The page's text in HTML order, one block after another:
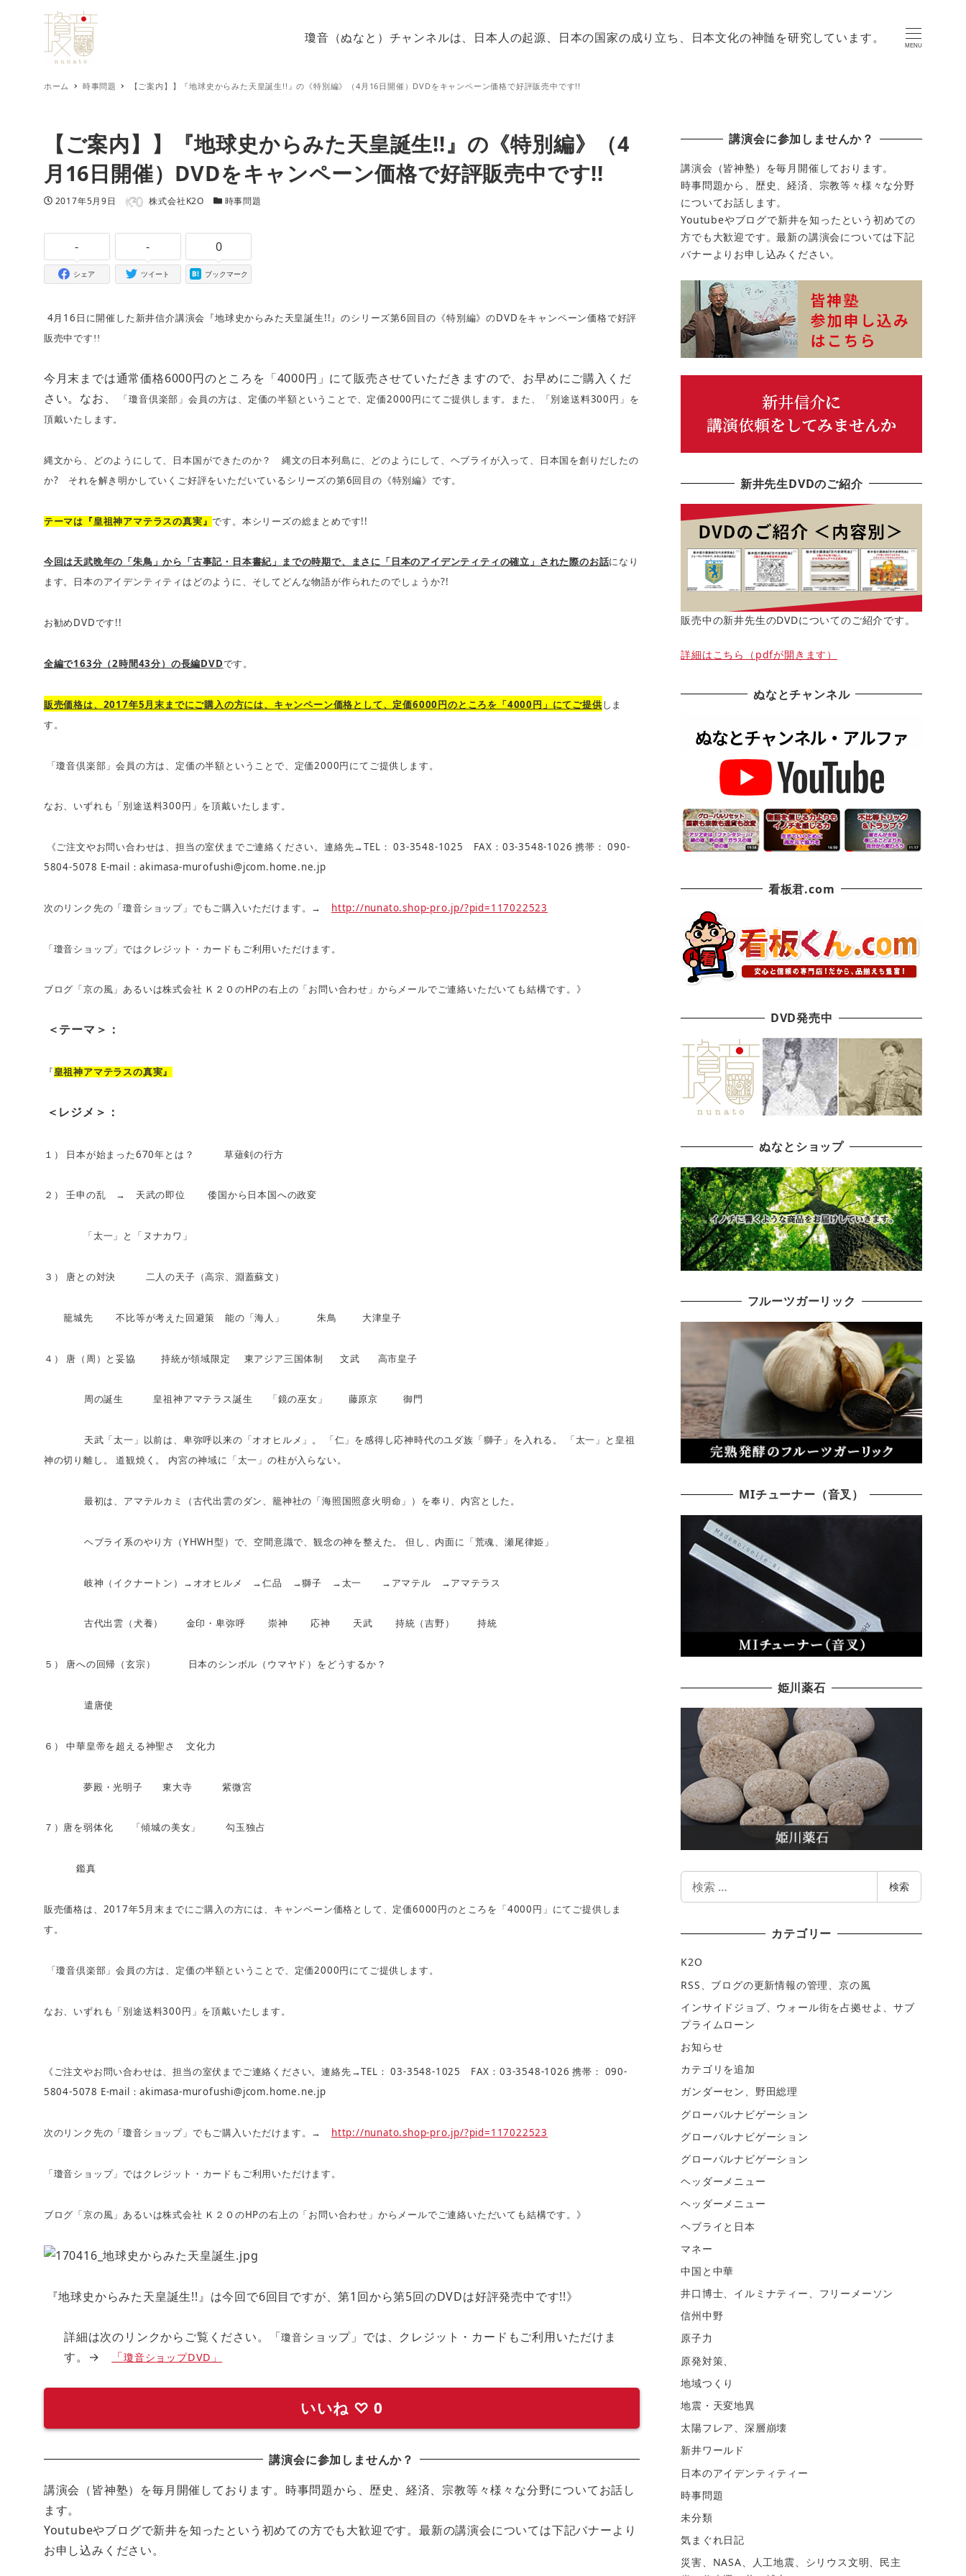
瓊音（ぬなと）チャンネルは、日本人の起源、日本の国家の成り立ち、日本文化の神髄を研究しています。
MENU
ホーム 時事問題 【ご案内】】『地球史からみた天皇誕生!!』の《特別編》（4月16日開催）DVDをキャンペーン価格で好評販売中です!!
【ご案内】】『地球史からみた天皇誕生!!』の《特別編》（4
月16日開催）DVDをキャンペーン価格で好評販売中です!!
投稿日
2017年5月9日 著者 株式会社K2O カテゴリー
時事問題
-
シェア
-
ツイート
0
ブックマーク
4月 16 日に開催した新井信介講演会『地球史からみた天皇誕生 !!』のシリーズ第6 回目の《特別編》のDVD をキャンペーン価格で好評
販売中です!!
今月末までは通常価格6000円のところを「4000円」にて販売させていただきますので、お早めにご購入くだ
さい。なお、
「瓊音倶楽部」会員の方は、定価の半額ということで、定価2000 円にてご提供します。また、 「別途送料300 円」を
頂戴いたします。
縄文から、どのようにして、日本国ができたのか？ 縄文の日本列島に、どのようにして、ヘブライが入って、日本国を創りだしたの
か? それを解き明かしていくご好評をいただいているシリーズの第6回目の《特別編》です。
テーマは『皇祖神アマテラスの真実』です。本シリーズの総まとめです!!
今回は天武晩年の「朱鳥」から「古事記・日本書紀」までの時期で、まさに「日本のアイデンティティの確立」された際のお話になり
ます。日本のアイデンティティはどのように、そしてどんな物語が作られたのでしょうか?!
お勧め DVDです !!
全編で163分（2時間 43分）の長編DVDです。
販売価格は、 2017年5 月末までにご購入の方には、キャンペーン価格として、定価6000 円のところを「4000 円」にてご提供 しま
す。
「瓊音倶楽部」会員の方は、定価の半額ということで、定価 2000円にてご提供します。
なお、いずれも「別途送料300 円」を頂戴いたします。
《ご注文やお問い合わせは、担当の室伏までご連絡ください。連絡先→TEL ： 03-3548-1025 FAX ： 03-3548-1026携帯： 090-
5804-5078 E-mail ：akimasa-murofushi@jcom.home.ne.jp
次のリンク先の「瓊音ショップ」でもご購入いただけます。→ http://nunato.shop-pro.jp/?pid=117022523
「瓊音ショップ」ではクレジット・カードもご利用いただけます。
ブログ「京の風」あるいは株式会社 Ｋ２ＯのHPの右上の「お問い合わせ」からメールでご連絡いただいても結構です。》
＜テーマ＞：
『皇祖神アマテラスの真実』
＜レジメ＞：
１） 日本が始まった670年とは？ 草薙剣の行方
２） 壬申の乱 → 天武の即位 倭国から日本国への政変
「太一」と「ヌナカワ」
３） 唐との対決 二人の天子（高宗、淵蓋蘇文）
籠城先 不比等が考えた回避策 能の「海人」 朱鳥 大津皇子
４） 唐（周）と妥協 持統が領域限定 東アジア三国体制 文武 高市皇子
周の誕生 皇祖神アマテラス誕生 「鏡の巫女」 藤原京 御門
天武「太一」以前は、卑弥呼以来の「オオヒルメ」。 「仁」を感得し応神時代のユダ族「獅子」を入れる。
「太一」と皇祖
神の切り離し。
道観焼く。 内宮の神域に「太一」の柱が入らない。
最初は、アマテルカミ（古代出雲のダン、籠神社の「海照国照彦火明命」）を奉り、内宮とした。
ヘブライ系のやり方（ YHWH型）で、空間意識で、観念の神を整えた。 但し、内面に「荒魂、瀬尾律姫」
岐神（イクナートン）→オオヒルメ →仁品 →獅子 →太一 →アマテル →アマテラス
古代出雲（犬養） 金印・卑弥呼 崇神 応神 天武 持統（吉野） 持統
５） 唐への回帰（玄宗） 日本のシンボル（ウマヤド）をどうするか？
遣唐使
６） 中華皇帝を超える神聖さ 文化力
夢殿・光明子 東大寺 紫微宮
７）唐を弱体化 「傾城の美女」 勾玉独占
鑑真
販売価格は、 2017年5 月末までにご購入の方には、キャンペーン価格として、定価6000 円のところを「 4000 円」にてご提供しま
す。
「瓊音倶楽部」会員の方は、定価の半額ということで、定価2000 円にてご提供します。
なお、いずれも「別途送料300 円」を頂戴いたします。
《ご注文やお問い合わせは、担当の室伏までご連絡ください。連絡先→TEL ： 03-3548-1025 FAX ：03-3548-1026携帯：
090-
5804-5078 E-mail
：akimasa-murofushi@jcom.home.ne.jp
次のリンク先の「瓊音ショップ」でもご購入いただけます。→ http://nunato.shop-pro.jp/?pid=117022523
「瓊音ショップ」ではクレジット・カードもご利用いただけます。
ブログ「京の風」あるいは株式会社 Ｋ２ＯのHPの右上の「お問い合わせ」からメールでご連絡いただいても結構です。》
『地球史からみた天皇誕生!!』は今回で6回目ですが、第1回から第5回のDVDは好評発売中です!!》
詳細は次のリンクからご覧ください。「瓊音ショップ」では、クレジット・カードもご利用いただけま
す。→
「瓊音ショップDVD」
いいね ♡ 0
講演会に参加しませんか？
講演会（皆神塾）を毎月開催しております。時事問題から、歴史、経済、宗教等々様々な分野についてお話し
ます。
Youtubeやブログで新井を知ったという初めての方でも大歓迎です。最新の講演会については下記バナーより
お申し込みください。
講演会に参加しませんか？
講演会（皆神塾）を毎月開催しております。
時事問題から、歴史、経済、宗教等々様々な分野
についてお話します。
Youtubeやブログで新井を知ったという初めての
方でも大歓迎です。最新の講演会については下記
バナーよりお申し込みください。
新井先生DVDのご紹介
販売中の新井先生のDVDについてのご紹介です。
詳細はこちら（pdfが開きます）
ぬなとチャンネル
看板君.com
DVD発売中
ぬなとショップ
フルーツガーリック
MIチューナー（音叉）
姫川薬石
検
検索
カテゴリー
K2O
RSS、ブログの更新情報の管理、京の風
インサイドジョブ、ウォール街を占拠せよ、サブ
プライムローン
お知らせ
カテゴリを追加
ガンダーセン、野田総理
グローバルナビゲーション
グローバルナビゲーション
グローバルナビゲーション
ヘッダーメニュー
ヘッダーメニュー
ヘブライと日本
マネー
中国と中華
井口博士、イルミナティー、フリーメーソン
信州中野
原子力
原発対策、
地域つくり
地震・天変地異
太陽フレア、深層崩壊
新井ワールド
日本のアイデンティティー
時事問題
未分類
気まぐれ日記
災害、NASA、人工地震、シリウス文明、民主